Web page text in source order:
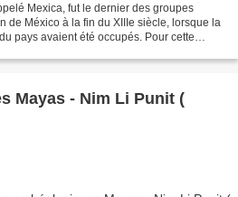
Mexica, fut le dernier des groupes
de México à la fin du XIIIe siècle, lorsque la
pays avaient été occupés. Pour cette
Mayas - Nim Li Punit (